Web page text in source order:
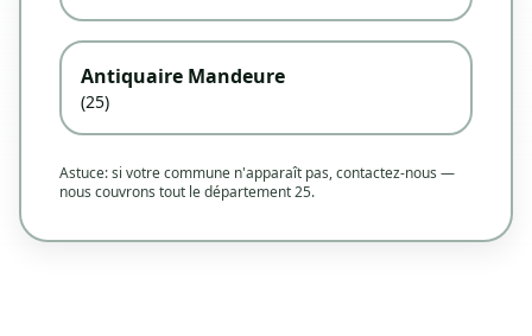
Antiquaire Mandeure
(25)
Astuce: si votre commune n'apparaît pas, contactez-nous —
nous couvrons tout le département 25.